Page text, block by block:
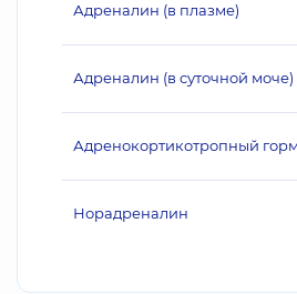
Адреналин (в плазме)
Адреналин (в суточной моче)
Адренокортикотропный
Норадреналин